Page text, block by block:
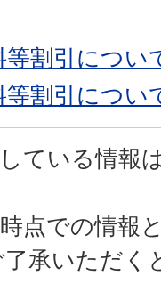
等割引につ
等割引につ
ている情報
点での情報
承いただく